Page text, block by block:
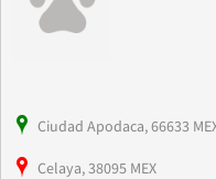
Ciudad Apodaca, 66633
Celaya, 38095 MEX